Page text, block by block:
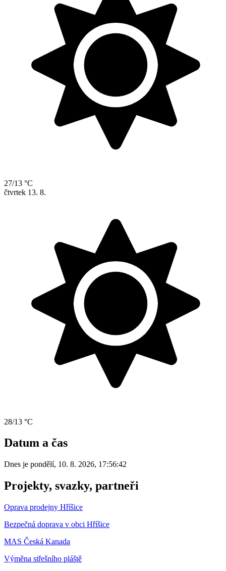
27/13 °C
čtvrtek 13. 8.
28/13 °C
Datum a čas
Dnes je pondělí, 10. 8. 2026, 17:56:42
Projekty, svazky, partneři
Oprava prodejny Hříšice
Bezpečná doprava v obci Hříšice
MAS Česká Kanada
Výměna střešního pláště